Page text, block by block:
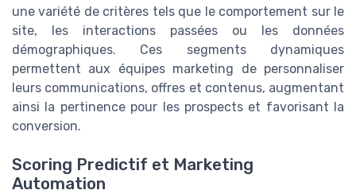
une variété de critères tels que le comportement sur le
site, les interactions passées ou les données
démographiques. Ces segments dynamiques
permettent aux équipes marketing de personnaliser
leurs communications, offres et contenus, augmentant
ainsi la pertinence pour les prospects et favorisant la
conversion.
Scoring Predictif et Marketing
Automation